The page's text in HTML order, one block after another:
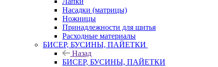
Насадки (матрицы)
Ножницы
Принадлежности для шитья
Расходные материалы
БИСЕР, БУСИНЫ, ПАЙЕТКИ
Назад
БИСЕР, БУСИНЫ, ПАЙЕТКИ